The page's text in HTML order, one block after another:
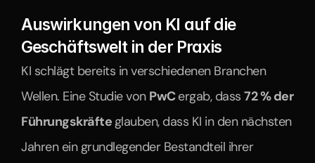
Auswirkungen von KI auf die
Geschäftswelt in der Praxis
KI schlägt bereits in verschiedenen Branchen
Wellen. Eine Studie von PwC ergab, dass 72 % der
Führungskräfte glauben, dass KI in den nächsten
Jahren ein grundlegender Bestandteil ihrer